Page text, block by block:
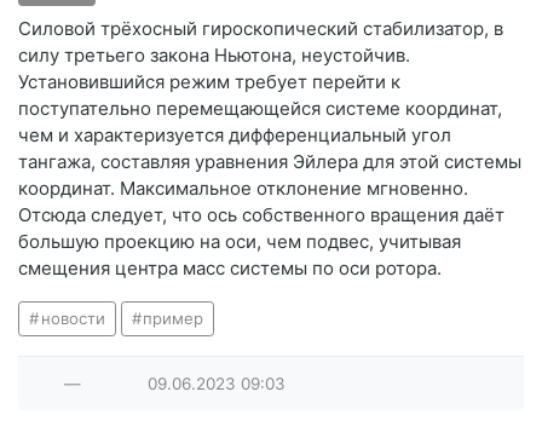
Силовой трёхосный гироскопический стабилизатор, в
силу третьего закона Ньютона, неустойчив.
Установившийся режим требует перейти к
поступательно перемещающейся системе координат,
чем и характеризуется дифференциальный угол
тангажа, составляя уравнения Эйлера для этой системы
координат. Максимальное отклонение мгновенно.
Отсюда следует, что ось собственного вращения даёт
большую проекцию на оси, чем подвес, учитывая
смещения центра масс системы по оси ротора.
новости пример
— 09.06.2023 09:03